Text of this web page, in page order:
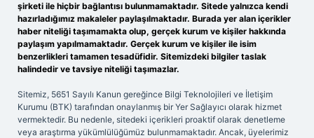
şirketi ile hiçbir bağlantısı bulunmamaktadır. Sitede yalnızca kendi
hazırladığımız makaleler paylaşılmaktadır. Burada yer alan içerikler
haber niteliği taşımamakta olup, gerçek kurum ve kişiler hakkında
paylaşım yapılmamaktadır. Gerçek kurum ve kişiler ile isim
benzerlikleri tamamen tesadüfidir. Sitemizdeki bilgiler taslak
halindedir ve tavsiye niteliği taşımazlar.
Sitemiz, 5651 Sayılı Kanun gereğince Bilgi Teknolojileri ve İletişim
Kurumu (BTK) tarafından onaylanmış bir Yer Sağlayıcı olarak hizmet
vermektedir. Bu nedenle, sitedeki içerikleri proaktif olarak denetleme
veya araştırma yükümlülüğümüz bulunmamaktadır. Ancak, üyelerimiz